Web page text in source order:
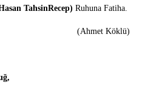
TahsinRecep) Ruhuna Fatiha.
Köklü)